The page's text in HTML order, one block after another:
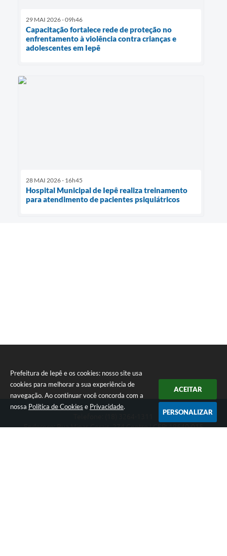
Prefeitura de Iepê e os cookies: nosso site usa
cookies para melhorar a sua experiência de
navegação. Ao continuar você concorda com a
nossa Política de Cookies e Privacidade.
ACEITAR
PERSONALIZAR
29 MAI 2026 - 09h46
Capacitação fortalece rede de proteção no
enfrentamento à violência contra crianças e
adolescentes em Iepê
28 MAI 2026 - 16h45
Hospital Municipal de Iepê realiza treinamento
para atendimento de pacientes psiquiátricos
Endereço: Rua Minas Gerais, 274 Centro | CEP: 19640-015